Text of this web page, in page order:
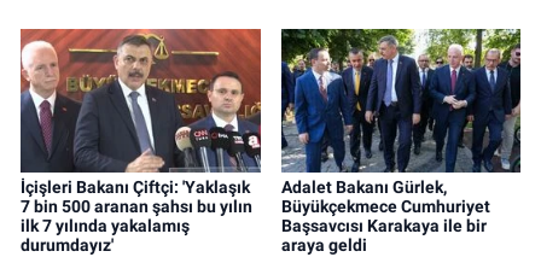
İçişleri Bakanı Çiftçi: 'Yaklaşık
7 bin 500 aranan şahsı bu yılın
ilk 7 yılında yakalamış
durumdayız'
Adalet Bakanı Gürlek,
Büyükçekmece Cumhuriyet
Başsavcısı Karakaya ile bir
araya geldi